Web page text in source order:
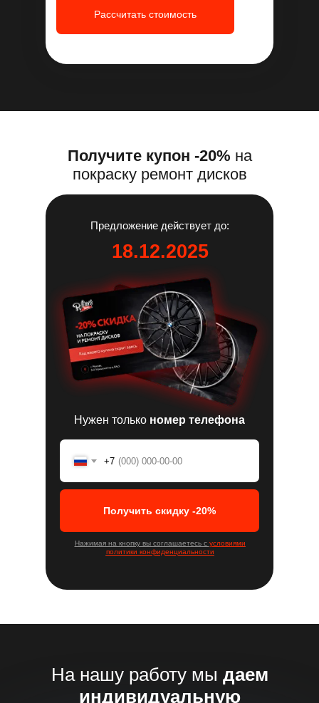
Рассчитать стоимость
Получите купон -20% на
покраску ремонт дисков
Предложение действует до:
Нужен только номер телефона
18.12.2025
+7
Получить скидку -20%
Нажимая на кнопку вы соглашаетесь с условиями
политики конфиденциальности
На нашу работу мы даем
индивидуальную